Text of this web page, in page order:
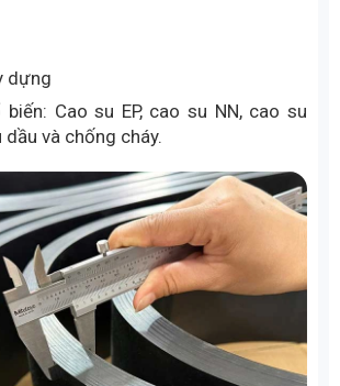
dựng
Cao su EP, cao su NN, cao su
dầu và chống cháy.